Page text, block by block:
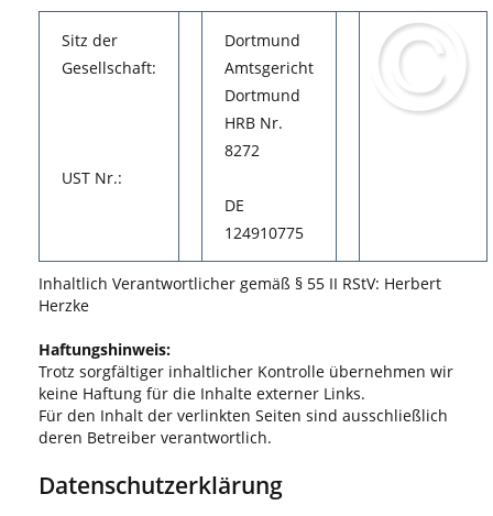
Sitz der
Gesellschaft:
UST Nr.:
Dortmund
Amtsgericht
Dortmund
HRB Nr.
8272
DE
124910775
Inhaltlich Verantwortlicher gemäß § 55 II RStV: Herbert
Herzke
Haftungshinweis:
Trotz sorgfältiger inhaltlicher Kontrolle übernehmen wir
keine Haftung für die Inhalte externer Links.
Für den Inhalt der verlinkten Seiten sind ausschließlich
deren Betreiber verantwortlich.
Datenschutzerklärung